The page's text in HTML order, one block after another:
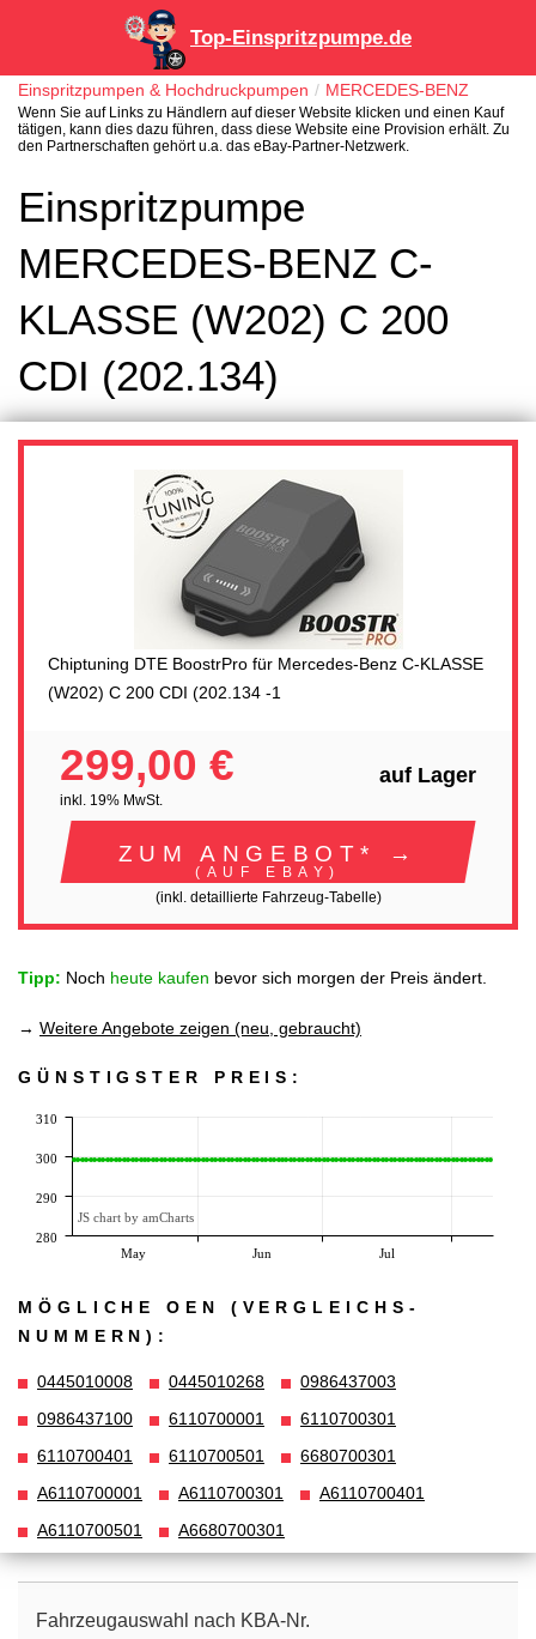
Top-Einspritzpumpe.de
Einspritzpumpen & Hochdruckpumpen MERCEDES-BENZ
Wenn Sie auf Links zu Händlern auf dieser Website klicken und einen Kauf
tätigen, kann dies dazu führen, dass diese Website eine Provision erhält. Zu
den Partnerschaften gehört u.a. das eBay-Partner-Netzwerk.
Einspritzpumpe
MERCEDES-BENZ C-
KLASSE (W202) C 200
CDI (202.134)
Chiptuning DTE BoostrPro für Mercedes-Benz C-KLASSE
(W202) C 200 CDI (202.134 -1
299,00 €
inkl. 19% MwSt.
auf Lager
ZUM ANGEBOT* →
(AUF EBAY)
(inkl. detaillierte Fahrzeug-Tabelle)
Tipp: Noch heute kaufen bevor sich morgen der Preis ändert.
→ Weitere Angebote zeigen (neu, gebraucht)
GÜNSTIGSTER PREIS:
May Jun Jul
280
290
300
310
JS chart by amCharts
MÖGLICHE OEN (VERGLEICHS­
NUMMERN):
0445010008 0445010268
0986437003
0986437100
6110700001
6110700301
6110700401
6110700501
6680700301
A6110700001
A6110700301
A6110700401
A6110700501
A6680700301
Fahrzeugauswahl nach KBA-Nr.